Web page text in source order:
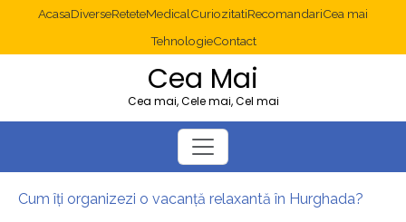
AcasaDiverseReteteMedicalCuriozitatiRecomandariCea mai
TehnologieContact
Cea Mai
Cea mai, Cele mai, Cel mai
Cum îți organizezi o vacanță relaxantă în Hurghada?